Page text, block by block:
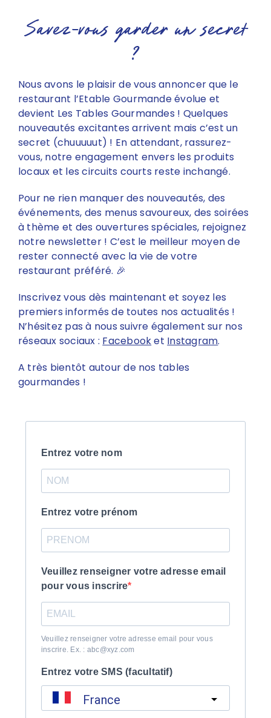
Repas de groupe
Savez-vous garder un secret
?
Nous avons le plaisir de vous annoncer que le
restaurant l’Etable Gourmande évolue et
devient Les Tables Gourmandes ! Quelques
nouveautés excitantes arrivent mais c’est un
secret (chuuuuut) ! En attendant, rassurez-
vous, notre engagement envers les produits
locaux et les circuits courts reste inchangé.
Pour ne rien manquer des nouveautés, des
événements, des menus savoureux, des soirées
à thème et des ouvertures spéciales, rejoignez
notre newsletter ! C’est le meilleur moyen de
rester connecté avec la vie de votre
restaurant préféré. 🎉
Inscrivez vous dès maintenant et soyez les
premiers informés de toutes nos actualités !
N’hésitez pas à nous suivre également sur nos
réseaux sociaux : Facebooket Instagram.
A très bientôt autour de nos tables
gourmandes !
Entrez votre nom
Entrez votre prénom
Veuillez renseigner votre adresse email
pour vous inscrire
Veuillez renseigner votre adresse email pour vous
inscrire. Ex. : abc@xyz.com
Entrez votre SMS (facultatif)
France